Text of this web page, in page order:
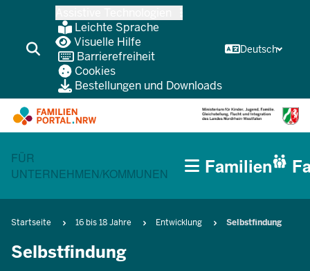
wechseln
Leichte Sprache
Visuelle Hilfe
Barrierefreiheit
Cookies
Bestellungen und Downloads
Deutsch
CURRENT SECTION FÜR FAMILIEN
FÜR
UNTERNEHMEN/KOMMUNEN (BÜRGERBEREICH
Familien
Pfadnavigation
Startseite 16 bis 18 Jahre Entwicklung Selbstfindung
Selbstfindung